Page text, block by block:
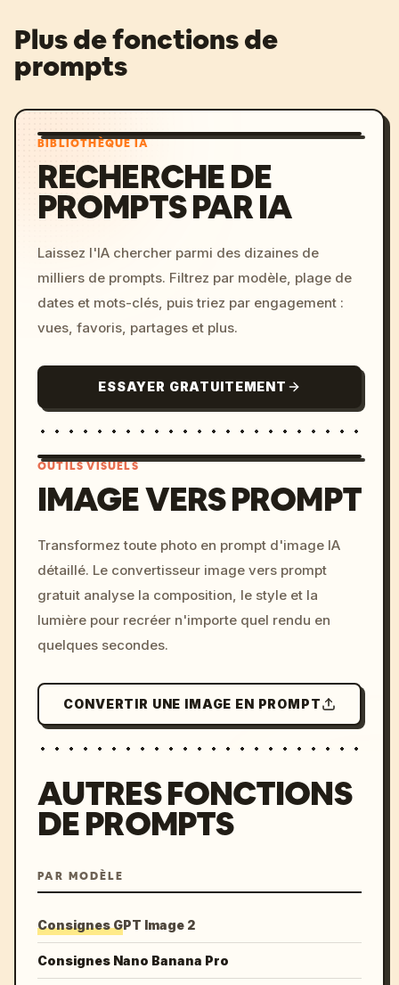
Plus de fonctions de
prompts
BIBLIOTHÈQUE IA
RECHERCHE DE
PROMPTS PAR IA
Laissez l'IA chercher parmi des dizaines de
milliers de prompts. Filtrez par modèle, plage de
dates et mots-clés, puis triez par engagement :
vues, favoris, partages et plus.
ESSAYER GRATUITEMENT
c, cyberpunk sunset, neon
colors, 8k --v 6.0
OUTILS VISUELS
IMAGE VERS PROMPT
Transformez toute photo en prompt d'image IA
détaillé. Le convertisseur image vers prompt
gratuit analyse la composition, le style et la
lumière pour recréer n'importe quel rendu en
quelques secondes.
CONVERTIR UNE IMAGE EN PROMPT
AUTRES FONCTIONS
DE PROMPTS
PAR MODÈLE
Consignes GPT Image 2
Consignes Nano Banana Pro